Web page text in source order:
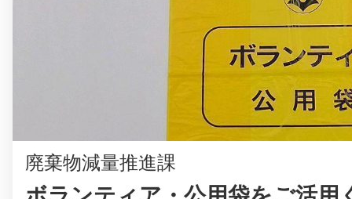
廃棄物減量推進課